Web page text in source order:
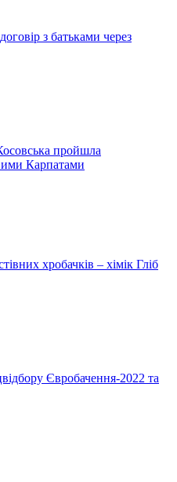
з батьками через
пройшла
Карпатами
хробачків – хімік Гліб
Євробачення-2022 та